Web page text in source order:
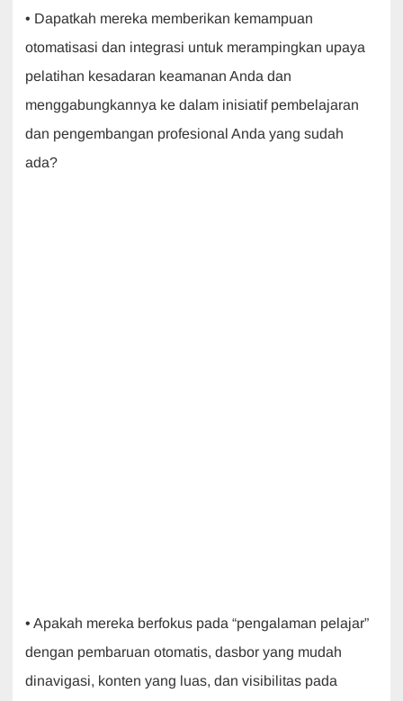
• Dapatkah mereka memberikan kemampuan
otomatisasi dan integrasi untuk merampingkan upaya
pelatihan kesadaran keamanan Anda dan
menggabungkannya ke dalam inisiatif pembelajaran
dan pengembangan profesional Anda yang sudah
ada?
• Apakah mereka berfokus pada “pengalaman pelajar”
dengan pembaruan otomatis, dasbor yang mudah
dinavigasi, konten yang luas, dan visibilitas pada